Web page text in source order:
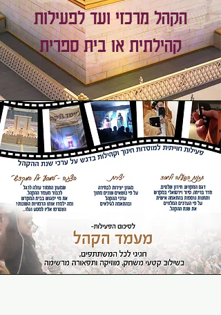
הקהל מרכזי ועד לפעילות
קהילתית או בית ספרית